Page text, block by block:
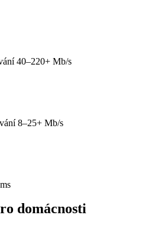
40–220+ Mb/s
8–25+ Mb/s
domácnosti